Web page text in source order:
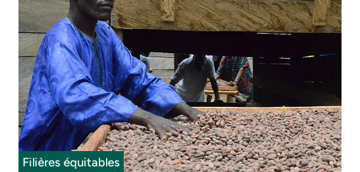
Filières équitables